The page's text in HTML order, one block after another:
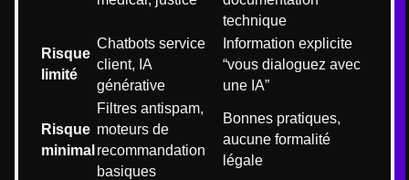
technique
Risque
limité
Chatbots service
client, IA
générative
Information explicite
“vous dialoguez avec
une IA”
Risque
minimal
Filtres antispam,
moteurs de
recommandation
basiques
Bonnes pratiques,
aucune formalité
légale